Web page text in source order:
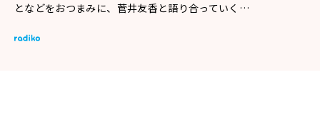
となどをおつまみに、菅井友香と語り合っていく…